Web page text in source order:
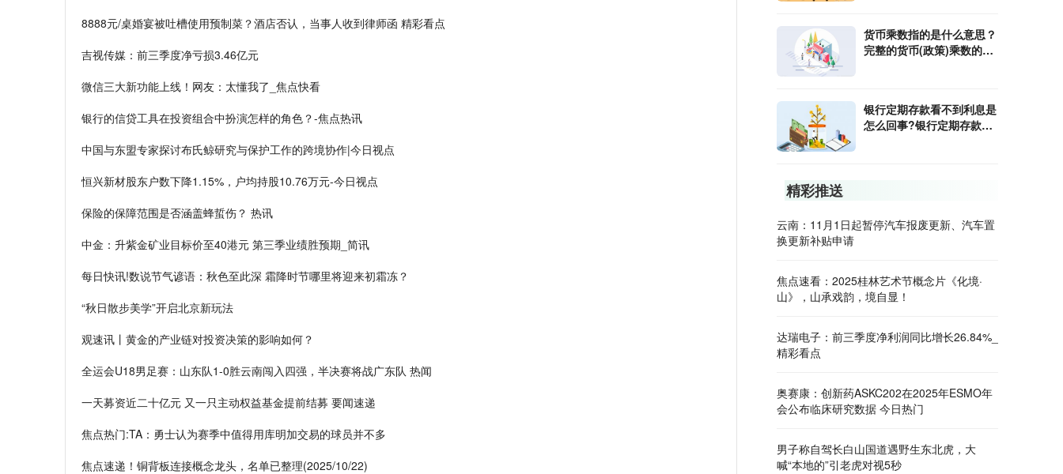
8888元/桌婚宴被吐槽使用预制菜？酒店否认，当事人收到律师函 精彩看点
吉视传媒：前三季度净亏损3.46亿元
微信三大新功能上线！网友：太懂我了_焦点快看
银行的信贷工具在投资组合中扮演怎样的角色？-焦点热讯
中国与东盟专家探讨布氏鲸研究与保护工作的跨境协作|今日视点
恒兴新材股东户数下降1.15%，户均持股10.76万元-今日视点
保险的保障范围是否涵盖蜂蜇伤？ 热讯
中金：升紫金矿业目标价至40港元 第三季业绩胜预期_简讯
每日快讯!数说节气谚语：秋色至此深 霜降时节哪里将迎来初霜冻？
“秋日散步美学”开启北京新玩法
观速讯丨黄金的产业链对投资决策的影响如何？
全运会U18男足赛：山东队1-0胜云南闯入四强，半决赛将战广东队 热闻
一天募资近二十亿元 又一只主动权益基金提前结募 要闻速递
焦点热门:TA：勇士认为赛季中值得用库明加交易的球员并不多
焦点速递！铜背板连接概念龙头，名单已整理(2025/10/22)
货币乘数指的是什么意思？
完整的货币(政策)乘数的计
银行定期存款看不到利息是
怎么回事?银行定期存款利
精彩推送
云南：11月1日起暂停汽车报废更新、汽车置
换更新补贴申请
焦点速看：2025桂林艺术节概念片《化境·
山》，山承戏韵，境自显！
达瑞电子：前三季度净利润同比增长26.84%_
精彩看点
奥赛康：创新药ASKC202在2025年ESMO年
会公布临床研究数据 今日热门
男子称自驾长白山国道遇野生东北虎，大
喊“本地的”引老虎对视5秒